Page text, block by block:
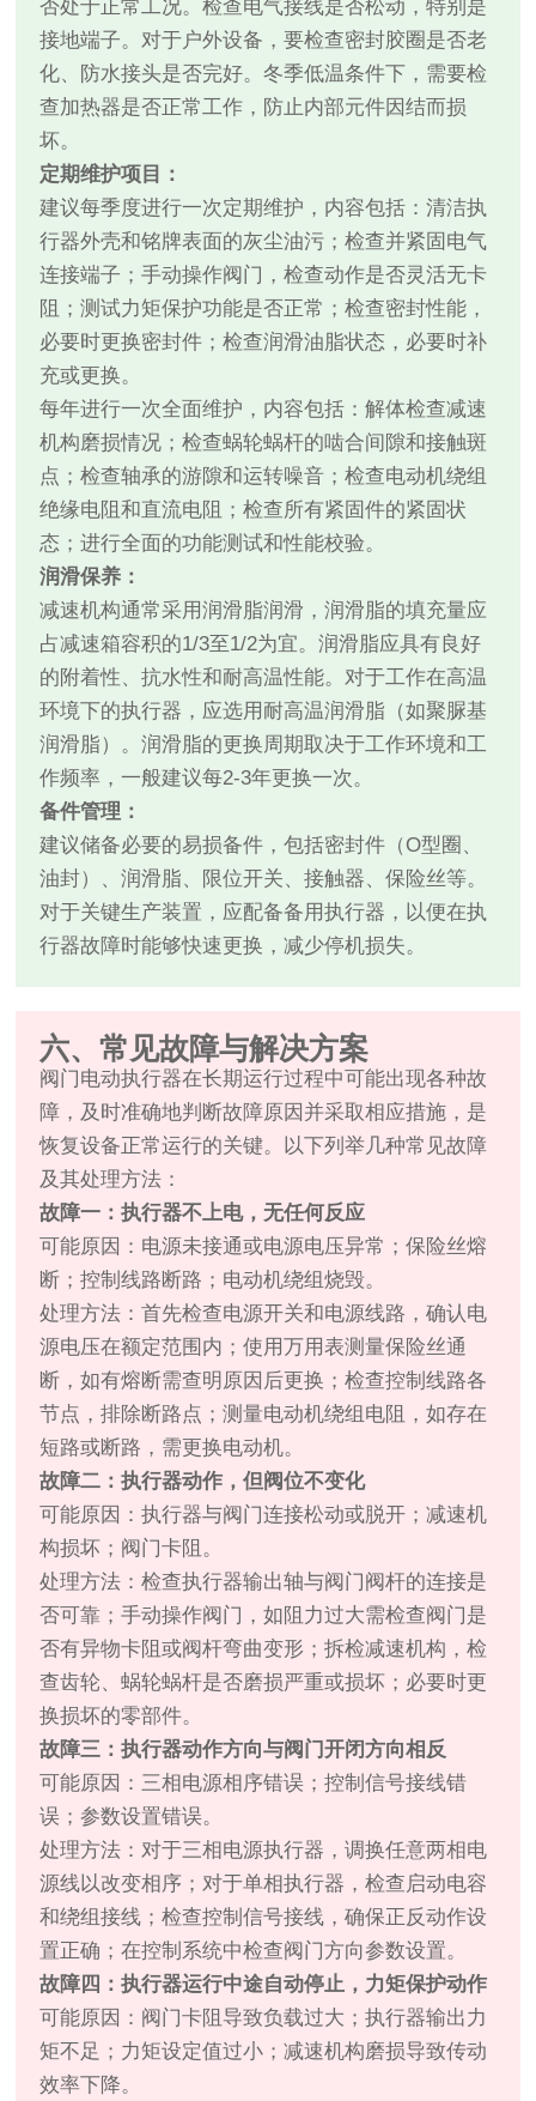
否处于正常工况。检查电气接线是否松动，特别是
接地端子。对于户外设备，要检查密封胶圈是否老
化、防水接头是否完好。冬季低温条件下，需要检
查加热器是否正常工作，防止内部元件因结而损
坏。
定期维护项目：
建议每季度进行一次定期维护，内容包括：清洁执
行器外壳和铭牌表面的灰尘油污；检查并紧固电气
连接端子；手动操作阀门，检查动作是否灵活无卡
阻；测试力矩保护功能是否正常；检查密封性能，
必要时更换密封件；检查润滑油脂状态，必要时补
充或更换。
每年进行一次全面维护，内容包括：解体检查减速
机构磨损情况；检查蜗轮蜗杆的啮合间隙和接触斑
点；检查轴承的游隙和运转噪音；检查电动机绕组
绝缘电阻和直流电阻；检查所有紧固件的紧固状
态；进行全面的功能测试和性能校验。
润滑保养：
减速机构通常采用润滑脂润滑，润滑脂的填充量应
占减速箱容积的1/3至1/2为宜。润滑脂应具有良好
的附着性、抗水性和耐高温性能。对于工作在高温
环境下的执行器，应选用耐高温润滑脂（如聚脲基
润滑脂）。润滑脂的更换周期取决于工作环境和工
作频率，一般建议每2-3年更换一次。
备件管理：
建议储备必要的易损备件，包括密封件（O型圈、
油封）、润滑脂、限位开关、接触器、保险丝等。
对于关键生产装置，应配备备用执行器，以便在执
行器故障时能够快速更换，减少停机损失。
六、常见故障与解决方案
阀门电动执行器在长期运行过程中可能出现各种故
障，及时准确地判断故障原因并采取相应措施，是
恢复设备正常运行的关键。以下列举几种常见故障
及其处理方法：
故障一：执行器不上电，无任何反应
可能原因：电源未接通或电源电压异常；保险丝熔
断；控制线路断路；电动机绕组烧毁。
处理方法：首先检查电源开关和电源线路，确认电
源电压在额定范围内；使用万用表测量保险丝通
断，如有熔断需查明原因后更换；检查控制线路各
节点，排除断路点；测量电动机绕组电阻，如存在
短路或断路，需更换电动机。
故障二：执行器动作，但阀位不变化
可能原因：执行器与阀门连接松动或脱开；减速机
构损坏；阀门卡阻。
处理方法：检查执行器输出轴与阀门阀杆的连接是
否可靠；手动操作阀门，如阻力过大需检查阀门是
否有异物卡阻或阀杆弯曲变形；拆检减速机构，检
查齿轮、蜗轮蜗杆是否磨损严重或损坏；必要时更
换损坏的零部件。
故障三：执行器动作方向与阀门开闭方向相反
可能原因：三相电源相序错误；控制信号接线错
误；参数设置错误。
处理方法：对于三相电源执行器，调换任意两相电
源线以改变相序；对于单相执行器，检查启动电容
和绕组接线；检查控制信号接线，确保正反动作设
置正确；在控制系统中检查阀门方向参数设置。
故障四：执行器运行中途自动停止，力矩保护动作
可能原因：阀门卡阻导致负载过大；执行器输出力
矩不足；力矩设定值过小；减速机构磨损导致传动
效率下降。